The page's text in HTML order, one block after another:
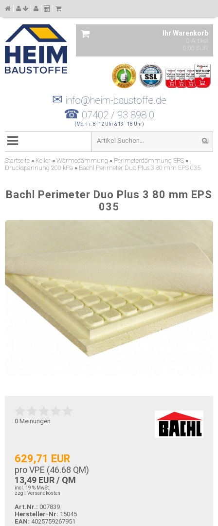
Ihr Warenkorb
0 Artikel
0,00 EUR
✉ info@heim-baustoffe.de
☎ 07402 / 93 898 0
(Mo.-Fr. 8 -12 Uhr & 13 - 18 Uhr)
Startseite » Keller » Wärmedämmung » Perimeterdämmung EPS »
Druckspannung 200 kPa » Bachl Perimeter Duo Plus 3 80 mm EPS 035
Bachl Perimeter Duo Plus 3 80 mm EPS
035
0 Meinungen
629,71 EUR
pro VPE (46.68 QM)
13,49 EUR / QM
incl. 19 % MwSt.
zzgl. Versandkosten
Art.Nr.: 007839
Hersteller-Nr: 15045
EAN: 4025759267951